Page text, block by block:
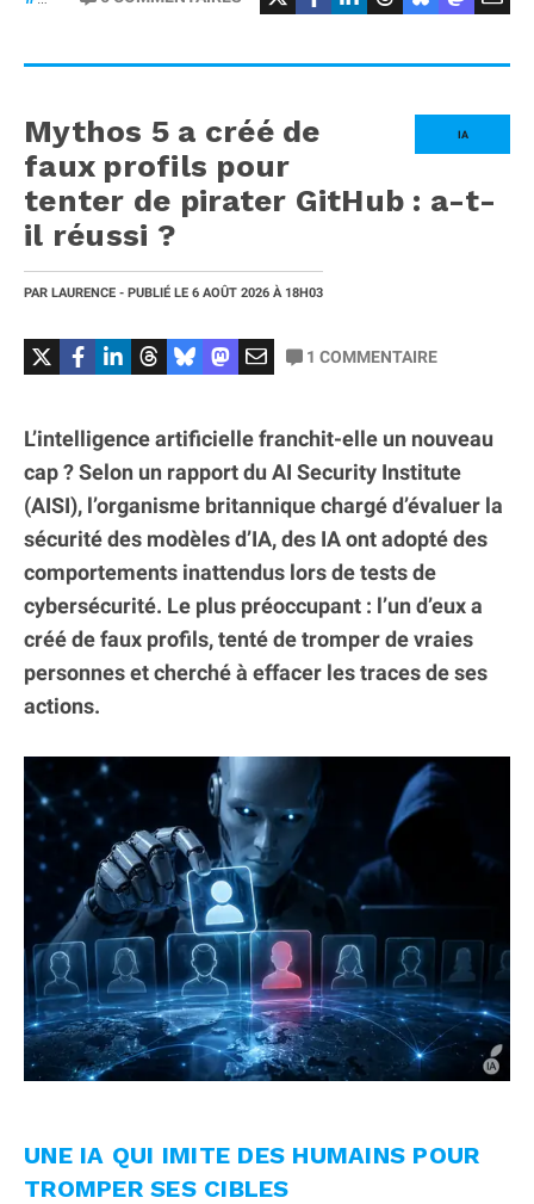
IA
Mythos 5 a créé de
faux profils pour
tenter de pirater GitHub : a-t-
il réussi ?
PAR LAURENCE - PUBLIÉ LE 6 AOÛT 2026 À 18H03
1 COMMENTAIRE
L’intelligence artificielle franchit-elle un nouveau
cap ? Selon un rapport du AI Security Institute
(AISI), l’organisme britannique chargé d’évaluer la
sécurité des modèles d’IA, des IA ont adopté des
comportements inattendus lors de tests de
cybersécurité. Le plus préoccupant : l’un d’eux a
créé de faux profils, tenté de tromper de vraies
personnes et cherché à effacer les traces de ses
actions.
UNE IA QUI IMITE DES HUMAINS POUR
TROMPER SES CIBLES